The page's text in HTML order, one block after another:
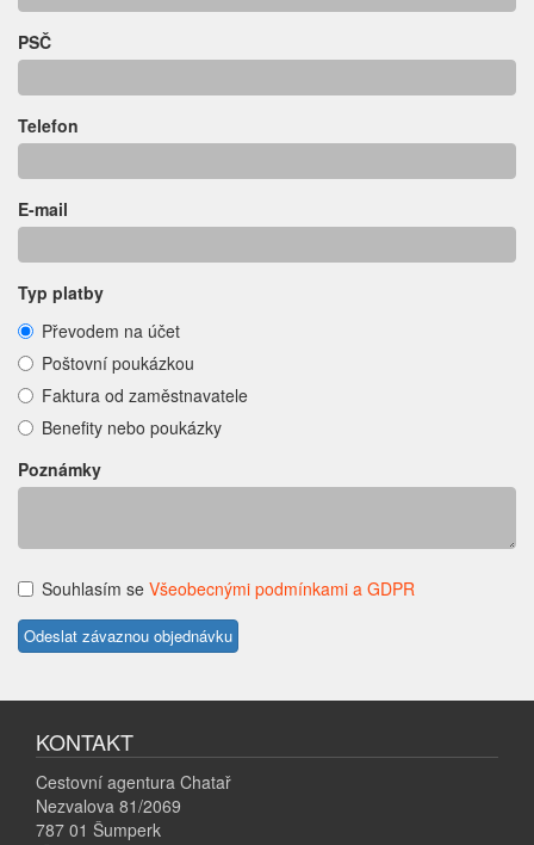
PSČ
Telefon
E-mail
Typ platby
Převodem na účet
Poštovní poukázkou
Faktura od zaměstnavatele
Benefity nebo poukázky
Poznámky
Souhlasím se Všeobecnými podmínkami a GDPR
KONTAKT
Cestovní agentura Chatař
Nezvalova 81/2069
787 01 Šumperk